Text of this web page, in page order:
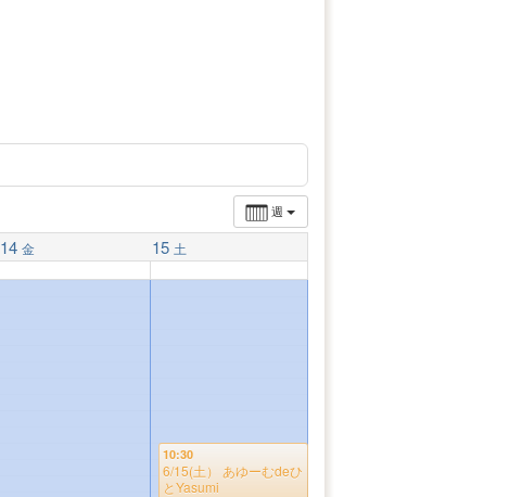
週
14 金 15 土
10:30
6/15(土） あゆーむdeひ
とYasumi